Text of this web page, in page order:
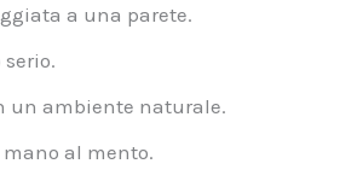
a una parete.
un ambiente naturale.
al mento.